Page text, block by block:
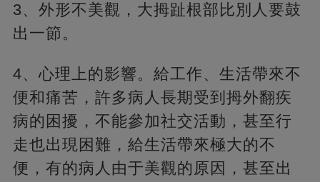
3、外形不美觀，大拇趾根部比別人要鼓
出一節。
4、心理上的影響。給工作、生活帶來不
便和痛苦，許多病人長期受到拇外翻疾
病的困擾，不能參加社交活動，甚至行
走也出現困難，給生活帶來極大的不
便，有的病人由于美觀的原因，甚至出